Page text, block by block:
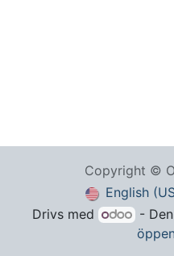
Copyright ©
English
Drivs med
-